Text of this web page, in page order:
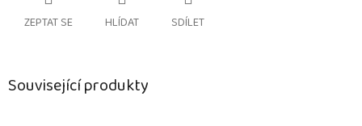
ZEPTAT SE HLÍDAT SDÍLET
Související produkty